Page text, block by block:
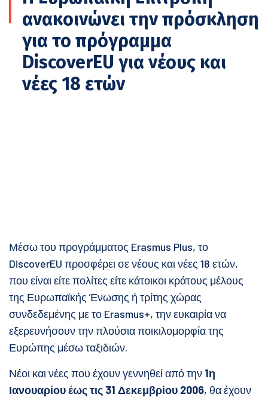
ανακοινώνει την πρόσκληση
για το πρόγραμμα
DiscoverEU για νέους και
νέες 18 ετών
Μέσω του προγράμματος Erasmus Plus, το
DiscoverEU προσφέρει σε νέους και νέες 18 ετών,
που είναι είτε πολίτες είτε κάτοικοι κράτους μέλους
της Ευρωπαϊκής Ένωσης ή τρίτης χώρας
συνδεδεμένης με το Erasmus+, την ευκαιρία να
εξερευνήσουν την πλούσια ποικιλομορφία της
Ευρώπης μέσω ταξιδιών.
Νέοι και νέες που έχουν γεννηθεί από την 1η
Ιανουαρίου έως τις 31 Δεκεμβρίου 2006, θα έχουν